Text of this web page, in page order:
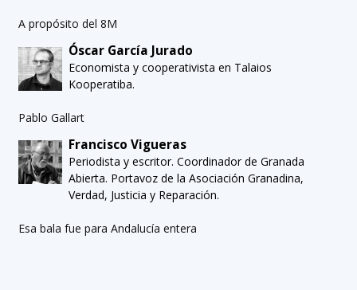
A propósito del 8M
Óscar García Jurado
Economista y cooperativista en Talaios
Kooperatiba.
Pablo Gallart
Francisco Vigueras
Periodista y escritor. Coordinador de Granada
Abierta. Portavoz de la Asociación Granadina,
Verdad, Justicia y Reparación.
Esa bala fue para Andalucía entera